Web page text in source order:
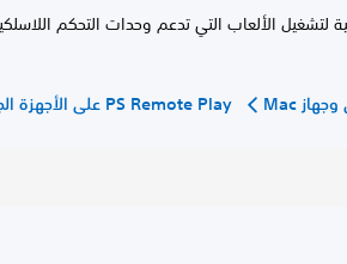
لتشغيل الألعاب التي تدعم وحدات التحكم
PS Remote Play على الأجهزة الجوالة